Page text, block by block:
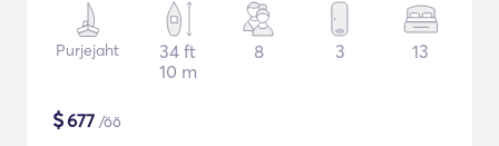
Purjejaht
34 ft
10 m
8 3 13
$677 /öö